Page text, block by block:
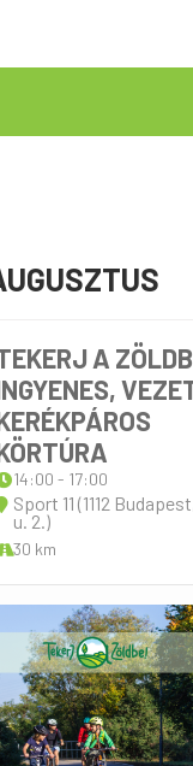
A
14:00 - 17:00
Sport 11 (1112
u. 2.)
30 km